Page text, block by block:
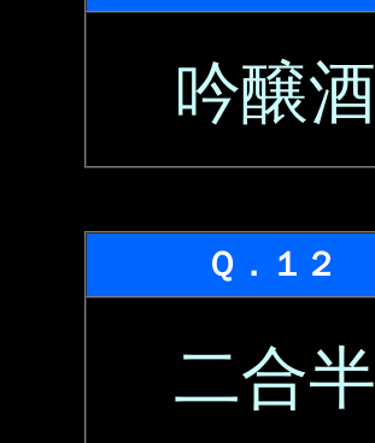
吟醸酒
Ｑ．１２
二合半